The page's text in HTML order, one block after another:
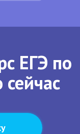
ЕГЭ по